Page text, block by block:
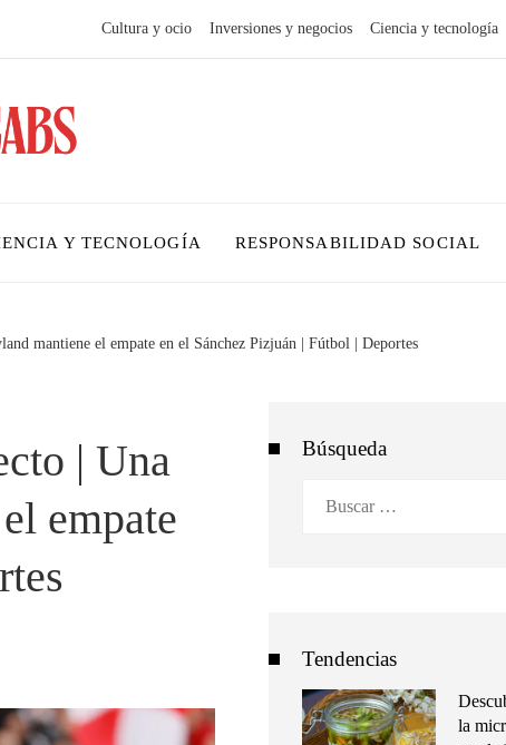
Cultura y ocio Inversiones y negocios Ciencia y tecnología
Y TECNOLOGÍA RESPONSABILIDAD SOCIAL
mantiene el empate en el Sánchez Pizjuán | Fútbol | Deportes
| Una
empate
Búsqueda
Tendencias
la